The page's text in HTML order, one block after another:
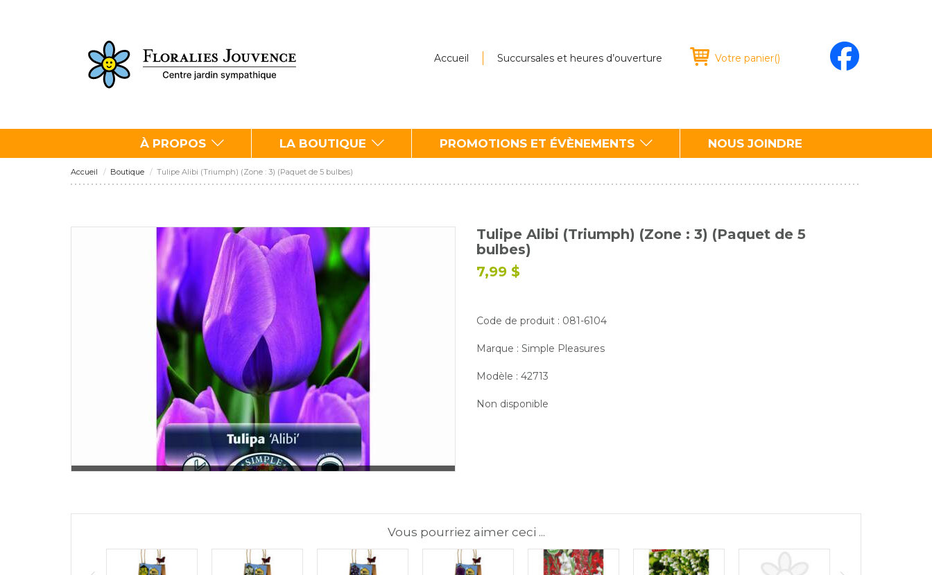
Accueil Succursales et heures d’ouverture Votre panier()
À PROPOS LA BOUTIQUE PROMOTIONS ET ÉVÈNEMENTS NOUS JOINDRE
Accueil Boutique Tulipe Alibi (Triumph) (Zone : 3) (Paquet de 5 bulbes)
Tulipe Alibi (Triumph) (Zone : 3) (Paquet de 5
bulbes)
7,99 $
Code de produit : 081-6104
Marque : Simple Pleasures
Modèle : 42713
Non disponible
Vous pourriez aimer ceci ...